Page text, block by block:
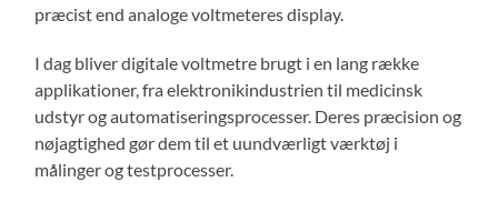
præcist end analoge voltmeteres display.
I dag bliver digitale voltmetre brugt i en lang række
applikationer, fra elektronikindustrien til medicinsk
udstyr og automatiseringsprocesser. Deres præcision og
nøjagtighed gør dem til et uundværligt værktøj i
målinger og testprocesser.